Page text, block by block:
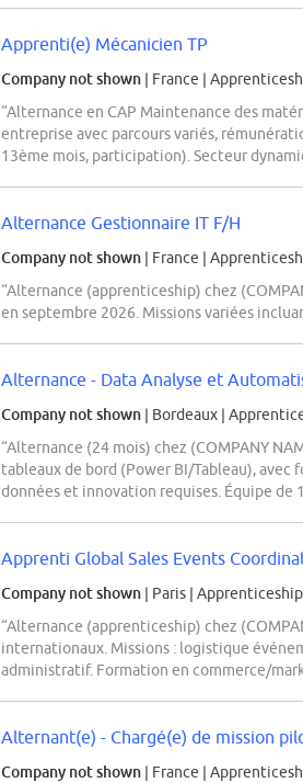
Apprenti(e) Mécanicien TP
Company not shown | France |
“Alternance en CAP Maintenance des
entreprise avec parcours variés,
13ème mois, participation). Secteur
Alternance Gestionnaire IT F/H
Company not shown | France |
“Alternance (apprenticeship) chez
en septembre 2026. Missions variées
Alternance - Data Analyse et
Company not shown | Bordeaux |
“Alternance (24 mois) chez (COMPANY
tableaux de bord (Power BI/Tableau), avec
données et innovation requises. Équipe de
Apprenti Global Sales Events
Company not shown | Paris |
“Alternance (apprenticeship) chez
internationaux. Missions : logistique
administratif. Formation en commerce/
Alternant(e) - Chargé(e) de mission
Company not shown | France |